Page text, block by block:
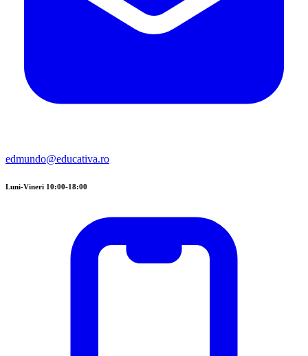
edmundo@educativa.ro
Luni-Vineri 10:00-18:00